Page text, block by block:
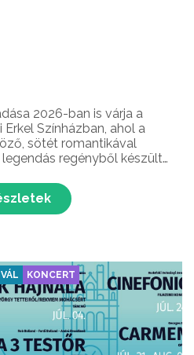
2026-ban is várja a
Színházban, ahol a
sötét romantikával
regényből készült
ragad: a rejtély, a szerelem
KONCERT